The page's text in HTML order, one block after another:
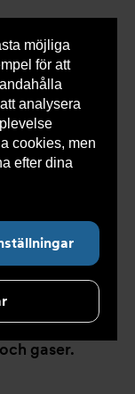
möjliga
för att
analysera
cookies, men
efter dina
för
gaser.